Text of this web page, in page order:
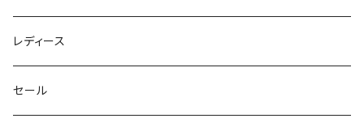
レディース
セール